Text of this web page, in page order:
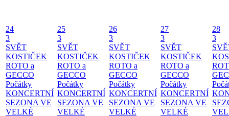
24
3
SVĚT
KOSTIČEK
ROTO a
GECCO
Počátky
KONCERTNÍ
SEZONA VE
VELKÉ
25
3
SVĚT
KOSTIČEK
ROTO a
GECCO
Počátky
KONCERTNÍ
SEZONA VE
VELKÉ
26
3
SVĚT
KOSTIČEK
ROTO a
GECCO
Počátky
KONCERTNÍ
SEZONA VE
VELKÉ
27
3
SVĚT
KOSTIČEK
ROTO a
GECCO
Počátky
KONCERTNÍ
SEZONA VE
VELKÉ
28
3